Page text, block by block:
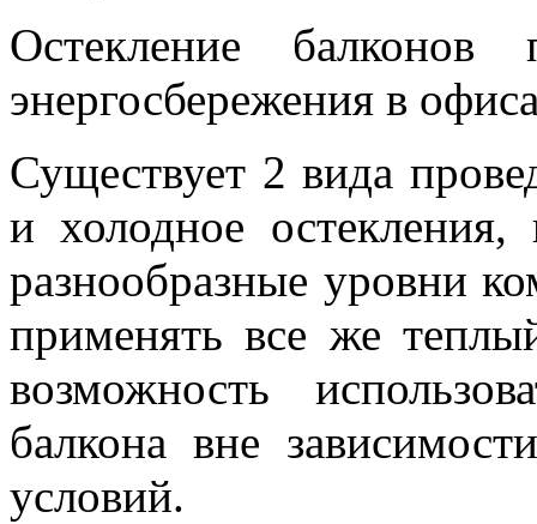
Остекление балконов
энергосбережения в
Существует 2 вида
и холодное остекления,
разнообразные уровни
применять все же
возможность
балкона вне
условий.